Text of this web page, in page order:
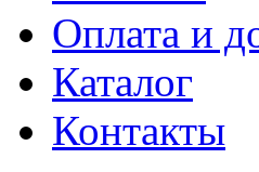
Оплата и
Каталог
Контакты